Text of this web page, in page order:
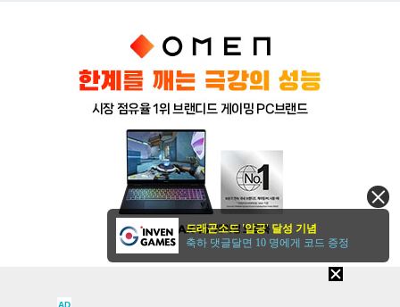
AD
드래곤소드 '압긍' 달성 기념
축하 댓글달면 10 명에게 코드 증정